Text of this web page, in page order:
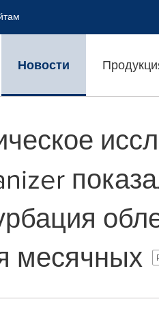
Новости
месячных